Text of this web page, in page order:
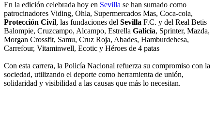
En la edición celebrada hoy en Sevilla se han sumado como
patrocinadores Viding, Ohla, Supermercados Mas, Coca-cola,
Protección Civil, las fundaciones del Sevilla F.C. y del Real Betis
Balompie, Cruzcampo, Alcampo, Estrella Galicia, Sprinter, Mazda,
Morgan Crossfit, Samu, Cruz Roja, Abades, Hamburdehesa,
Carrefour, Vitaminwell, Ecotic y Héroes de 4 patas
Con esta carrera, la Policía Nacional refuerza su compromiso con la
sociedad, utilizando el deporte como herramienta de unión,
solidaridad y visibilidad a las causas que más lo necesitan.